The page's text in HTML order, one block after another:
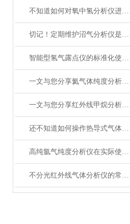
不知道如何对氧中氢分析仪进行维护保养？进来看
切记！定期维护沼气分析仪是提高沼气生产效率的关键
智能型氢气露点仪的标准化使用流程分享
一文与您分享氦气体纯度分析仪的常见故障解决方法
一文与您分享红外线甲烷分析仪的常见问题相应解决方法
还不知道如何操作热导式气体分析仪？其实很简单
高纯氩气纯度分析仪在实际使用过程中的常见问题相应解决方法分享
不分光红外线气体分析仪的常见故障解决方法分享